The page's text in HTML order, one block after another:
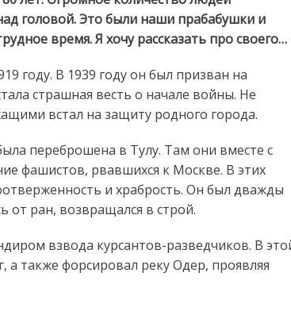
головой. Это были наши прабабушки и
время. Я хочу рассказать про своего…
году. В 1939 году он был призван на
страшная весть о начале войны. Не
встал на защиту родного города.
переброшена в Тулу. Там они вместе с
фашистов, рвавшихся к Москве. В этих
и храбрость. Он был дважды
ран, возвращался в строй.
взвода курсантов-разведчиков. В
а также форсировал реку Одер, проявляя